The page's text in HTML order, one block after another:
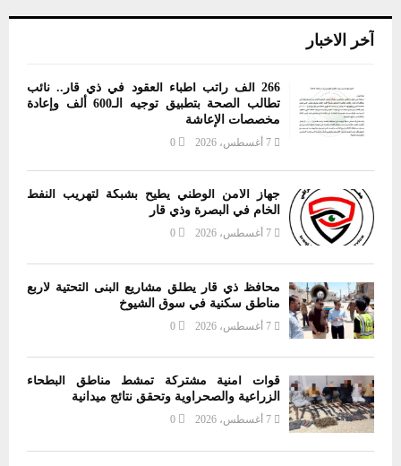
آخر الاخبار
266 ألف راتب أطباء العقود في ذي قار.. نائب
تطالب الصحة بتطبيق توجيه الـ600 ألف وإعادة
مخصصات الإعاشة
7 أغسطس، 2026 0
جهاز الأمن الوطني يطيح بشبكة لتهريب النفط
الخام في البصرة وذي قار
7 أغسطس، 2026 0
محافظ ذي قار يطلق مشاريع البنى التحتية لأربع
مناطق سكنية في سوق الشيوخ
7 أغسطس، 2026 0
قوات أمنية مشتركة تمشط مناطق البطحاء
الزراعية والصحراوية وتحقق نتائج ميدانية
7 أغسطس، 2026 0